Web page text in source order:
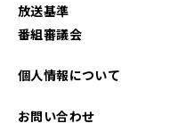
2021年12月
放送基準
番組審議会
個人情報について
お問い合わせ